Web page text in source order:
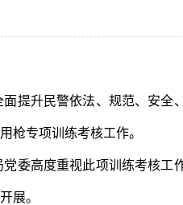
面提升民警依法、规范、安全
枪专项训练考核工作。
党委高度重视此项训练考核工
展。